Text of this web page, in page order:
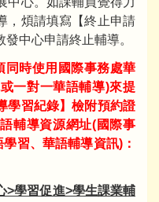
，煩請填寫【終止申請
中心申請終止輔導。
同時使用國際事務處華
一對一華語輔導)來提
學習紀錄】檢附預約證
輔導資源網址(國際事
習、華語輔導資訊)：
>學習促進>學生課業輔